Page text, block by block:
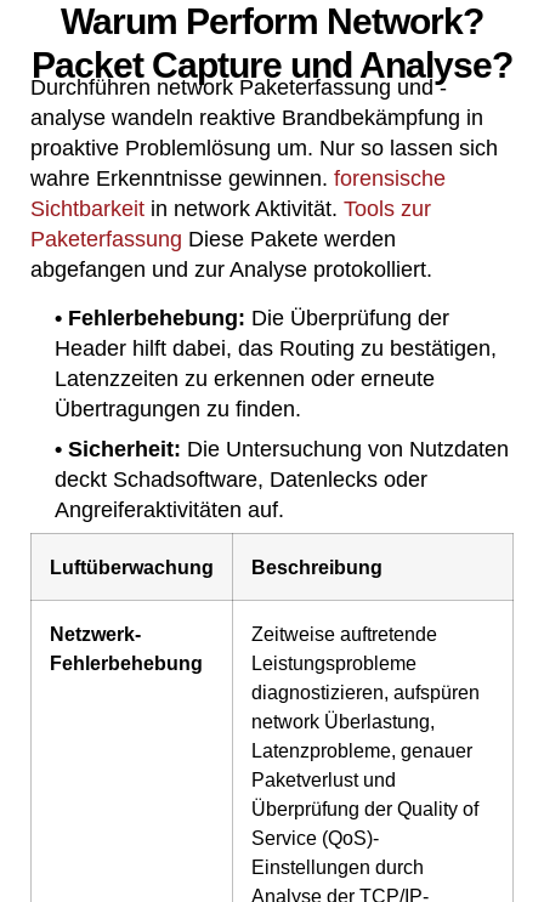
Warum Perform Network?
Packet Capture und Analyse?
Durchführen network Paketerfassung und -
analyse wandeln reaktive Brandbekämpfung in
proaktive Problemlösung um. Nur so lassen sich
wahre Erkenntnisse gewinnen. forensische
Sichtbarkeit in network Aktivität. Tools zur
Paketerfassung Diese Pakete werden
abgefangen und zur Analyse protokolliert.
• Fehlerbehebung: Die Überprüfung der
Header hilft dabei, das Routing zu bestätigen,
Latenzzeiten zu erkennen oder erneute
Übertragungen zu finden.
• Sicherheit: Die Untersuchung von Nutzdaten
deckt Schadsoftware, Datenlecks oder
Angreiferaktivitäten auf.
Luftüberwachung Beschreibung
Netzwerk-
Fehlerbehebung
Zeitweise auftretende
Leistungsprobleme
diagnostizieren, aufspüren
network Überlastung,
Latenzprobleme, genauer
Paketverlust und
Überprüfung der Quality of
Service (QoS)-
Einstellungen durch
Analyse der TCP/IP-